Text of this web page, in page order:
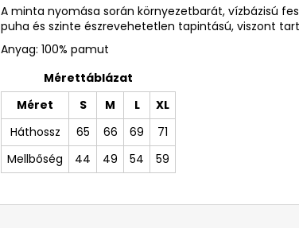
A minta nyomása során környezetbarát, vízbázisú
puha és szinte észrevehetetlen tapintású, viszont
Anyag: 100% pamut
Mérettáblázat
Méret
S M L
XL
Háthossz
65 66 69
71
Mellbőség
44 49 54 59